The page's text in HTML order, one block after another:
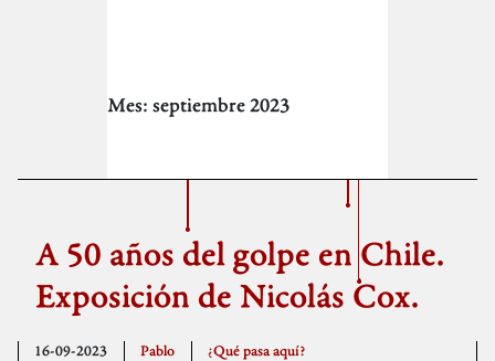
Mes: septiembre 2023
A 50 años del golpe en Chile.
Exposición de Nicolás Cox.
16-09-2023 Pablo
¿Qué pasa aquí?